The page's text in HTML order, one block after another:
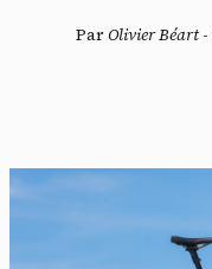
ParOlivier Béart-